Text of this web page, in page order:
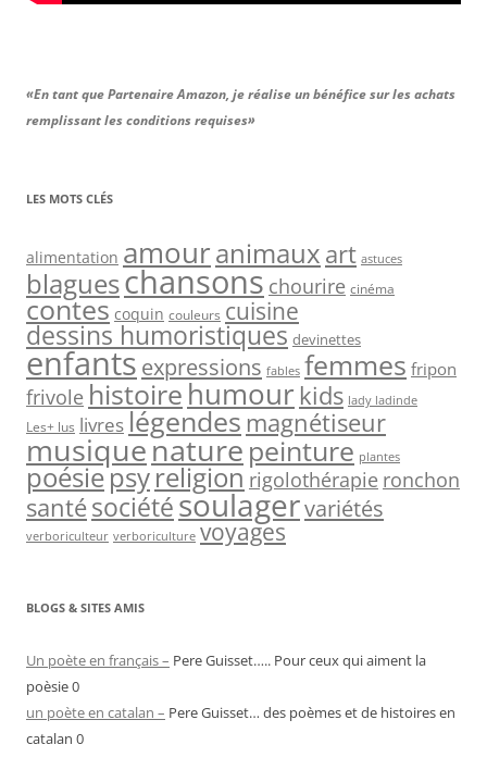
«En tant que Partenaire Amazon, je réalise un bénéfice sur les achats
remplissant les conditions requises»
LES MOTS CLÉS
alimentation amouranimaux art astuces
blagueschansons chourire cinéma
contes coquin couleurs cuisine
dessins humoristiques devinettes
enfantsexpressions fables femmes fripon
frivole histoire humour kids lady ladinde
Les+ lus livreslégendes magnétiseur
musiquenature peinture plantes
poésiepsyreligion rigolothérapie ronchon
santésociétésoulagervariétés
verboriculteur verboriculture voyages
BLOGS & SITES AMIS
Un poète en français – Pere Guisset….. Pour ceux qui aiment la
poèsie 0
un poète en catalan – Pere Guisset… des poèmes et de histoires en
catalan 0